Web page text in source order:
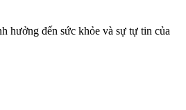
hưởng đến sức khỏe và sự tự tin của